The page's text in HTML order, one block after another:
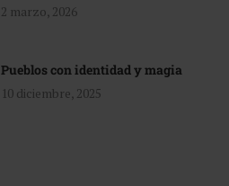
2 marzo, 2026
Pueblos con identidad y magia
10 diciembre, 2025